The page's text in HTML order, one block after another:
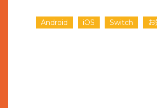
Android iOS Switch